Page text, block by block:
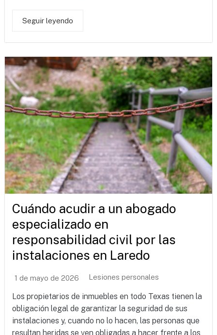
Seguir leyendo
Cuándo acudir a un abogado
especializado en
responsabilidad civil por las
instalaciones en Laredo
1 de mayo de 2026 Lesiones personales
Los propietarios de inmuebles en todo Texas tienen la
obligación legal de garantizar la seguridad de sus
instalaciones y, cuando no lo hacen, las personas que
resultan heridas se ven obligadas a hacer frente a los